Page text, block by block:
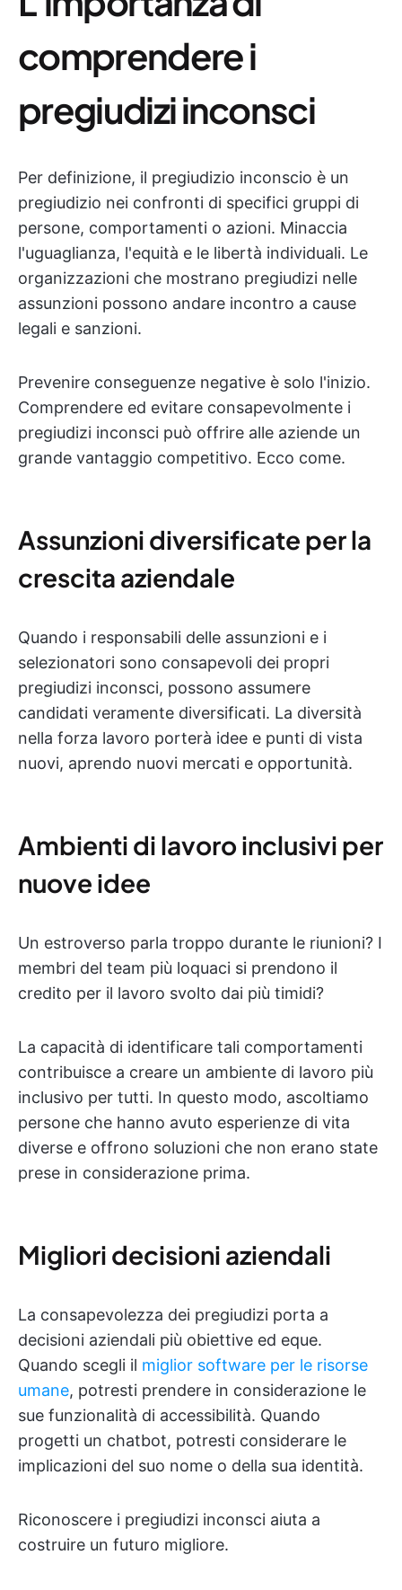
comprendere i
pregiudizi inconsci
Per definizione, il pregiudizio inconscio è un
pregiudizio nei confronti di specifici gruppi di
persone, comportamenti o azioni. Minaccia
l'uguaglianza, l'equità e le libertà individuali. Le
organizzazioni che mostrano pregiudizi nelle
assunzioni possono andare incontro a cause
legali e sanzioni.
Prevenire conseguenze negative è solo l'inizio.
Comprendere ed evitare consapevolmente i
pregiudizi inconsci può offrire alle aziende un
grande vantaggio competitivo. Ecco come.
Assunzioni diversificate per la
crescita aziendale
Quando i responsabili delle assunzioni e i
selezionatori sono consapevoli dei propri
pregiudizi inconsci, possono assumere
candidati veramente diversificati. La diversità
nella forza lavoro porterà idee e punti di vista
nuovi, aprendo nuovi mercati e opportunità.
Ambienti di lavoro inclusivi per
nuove idee
Un estroverso parla troppo durante le riunioni? I
membri del team più loquaci si prendono il
credito per il lavoro svolto dai più timidi?
La capacità di identificare tali comportamenti
contribuisce a creare un ambiente di lavoro più
inclusivo per tutti. In questo modo, ascoltiamo
persone che hanno avuto esperienze di vita
diverse e offrono soluzioni che non erano state
prese in considerazione prima.
Migliori decisioni aziendali
La consapevolezza dei pregiudizi porta a
decisioni aziendali più obiettive ed eque.
Quando scegli il miglior software per le risorse
umane, potresti prendere in considerazione le
sue funzionalità di accessibilità. Quando
progetti un chatbot, potresti considerare le
implicazioni del suo nome o della sua identità.
Riconoscere i pregiudizi inconsci aiuta a
costruire un futuro migliore.